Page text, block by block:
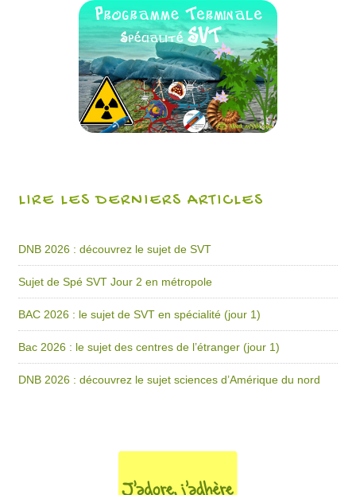
LIRE LES DERNIERS ARTICLES
DNB 2026 : découvrez le sujet de SVT
Sujet de Spé SVT Jour 2 en métropole
BAC 2026 : le sujet de SVT en spécialité (jour 1)
Bac 2026 : le sujet des centres de l’étranger (jour 1)
DNB 2026 : découvrez le sujet sciences d’Amérique du nord